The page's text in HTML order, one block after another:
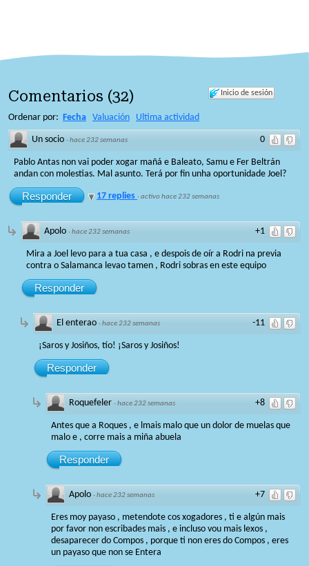
Inicio de sesión
Comentarios (32)
Ordenar por: Fecha Valuación Ultima actividad
0
Un socio ·hace 232 semanas
Pablo Antas non vai poder xogar mañá e Baleato, Samu e Fer Beltrán
andan con molestias. Mal asunto. Terá por fin unha oportunidade Joel?
Responder 17 replies ·activo hace 232 semanas
+1
Apolo ·hace 232 semanas
Mira a Joel levo para a tua casa , e despois de oír a Rodri na previa
contra o Salamanca levao tamen , Rodri sobras en este equipo
Responder
-11
El enterao ·hace 232 semanas
¡Saros y Josiños, tío! ¡Saros y Josiños!
Responder
+8
Roquefeler ·hace 232 semanas
Antes que a Roques , e lmais malo que un dolor de muelas que
malo e , corre mais a miña abuela
Responder
+7
Apolo ·hace 232 semanas
Eres moy payaso , metendote cos xogadores , ti e algún mais
por favor non escribades mais , e incluso vou mais lexos ,
desaparecer do Compos , porque ti non eres do Compos , eres
un payaso que non se Entera